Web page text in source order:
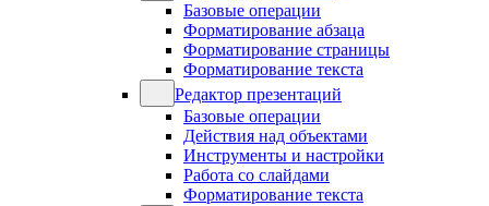
Базовые операции
Форматирование абзаца
Форматирование страницы
Форматирование текста
Редактор презентаций
Базовые операции
Действия над объектами
Инструменты и настройки
Работа со слайдами
Форматирование текста